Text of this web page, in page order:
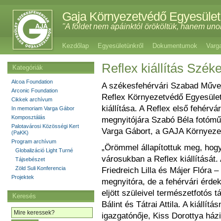
Gaja Környezetvédő Egyesület
"A földet nem apáinktól örököltük, hanem
Kezdőlap Egyesületünkről Dokumentumok
Reflex kiállítás
A székesfehérvári Szabad
Reflex Környezetvédő
kiállítása. A Reflex első
megnyitójára Szabó Béla
Varga Gábort, a GAJA
„Örömmel állapítottuk meg,
városukban a Reflex
Friedreich Lilla és Májer Flóra
megnyitóra, de a fehérvári
eljött szüleivel természetfotós
Bálint és Tátrai Attila. A
igazgatónője, Kiss Dorottya
Kategóriák
Alcoa Foundation
Arconic Foundation
Cikkek archívum
In memoriam Varga Gábor
Komposztálás
Palotavárosi Közösségi Kert
(PaKK)
Program archívum
Globalizáció Light Turné
Tájsebészet
Zöld Suli Konferencia
Projektek
Keresés